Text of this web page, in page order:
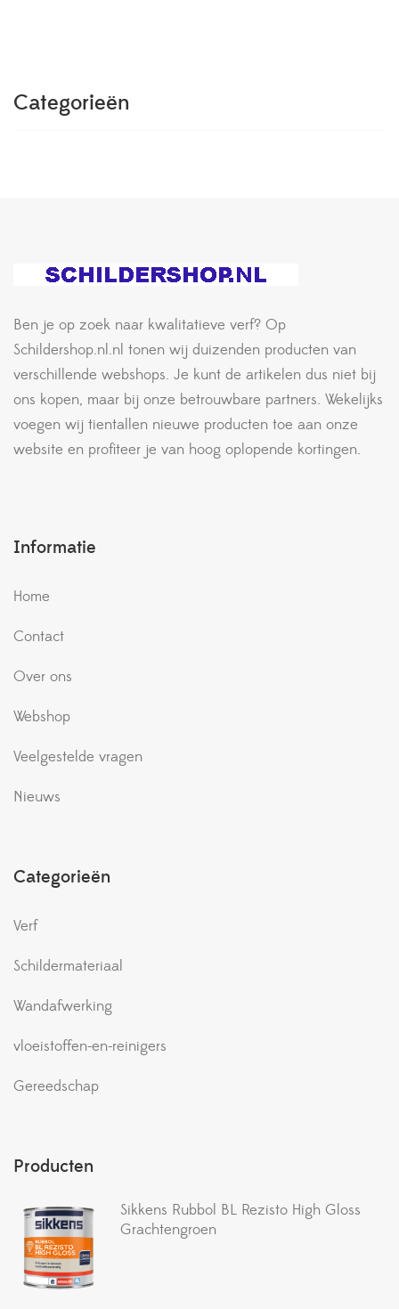
Categorieën
Ben je op zoek naar kwalitatieve verf? Op
Schildershop.nl.nl tonen wij duizenden producten van
verschillende webshops. Je kunt de artikelen dus niet bij
ons kopen, maar bij onze betrouwbare partners. Wekelijks
voegen wij tientallen nieuwe producten toe aan onze
website en profiteer je van hoog oplopende kortingen.
Informatie
Home
Contact
Over ons
Webshop
Veelgestelde vragen
Nieuws
Categorieën
Verf
Schildermateriaal
Wandafwerking
vloeistoffen-en-reinigers
Gereedschap
Producten
Sikkens Rubbol BL Rezisto High Gloss
Grachtengroen